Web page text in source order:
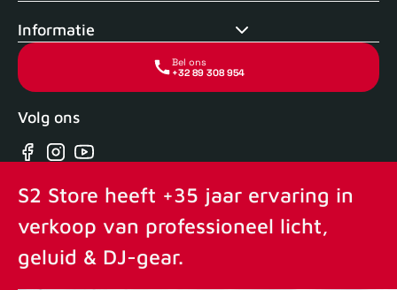
Informatie
Bel ons
+32 89 308 954
Volg ons
Facebook
Instagram
YouTube
S2 Store heeft +35 jaar ervaring in
verkoop van professioneel licht,
geluid & DJ-gear.